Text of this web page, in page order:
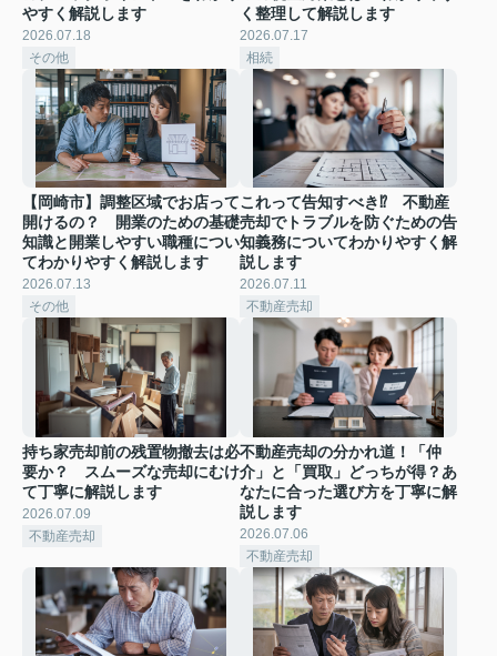
やすく解説します
2026.07.18
その他
く整理して解説します
2026.07.17
相続
【岡崎市】調整区域でお店って
開けるの？ 開業のための基礎
知識と開業しやすい職種につい
てわかりやすく解説します
2026.07.13
その他
これって告知すべき⁉ 不動産
売却でトラブルを防ぐための告
知義務についてわかりやすく解
説します
2026.07.11
不動産売却
持ち家売却前の残置物撤去は必
要か？ スムーズな売却にむけ
て丁寧に解説します
2026.07.09
不動産売却
不動産売却の分かれ道！「仲
介」と「買取」どっちが得？あ
なたに合った選び方を丁寧に解
説します
2026.07.06
不動産売却